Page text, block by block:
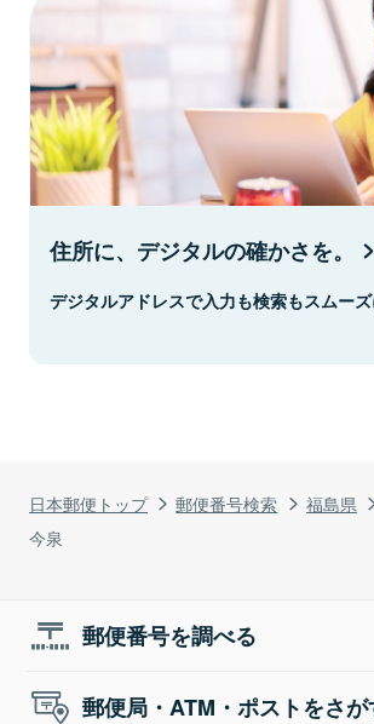
日本郵便トップ 郵便番号検索 福島県
今泉
住所に、デジタルの確かさを。
デジタルアドレスで入力も検索もスムーズ
郵便番号を調べる
郵便局・ATM・ポストをさが